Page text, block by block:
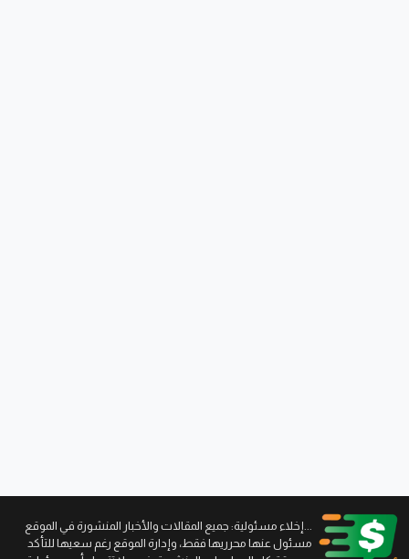
...إخلاء مسئولية: جميع المقالات والأخبار المنشورة في الموقع
مسئول عنها محرريها فقط، وإدارة الموقع رغم سعيها للتأكد